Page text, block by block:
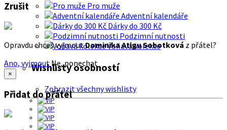
Pro muže
Adventní kalendáře
Dárky do 300 Kč
Podzimní nutnosti
Voňavá kolekce
Wishlisty osobností
Zobrazit všechny wishlisty
Zrušit
Opravdu chceš vyjmoutDominika Atigu Sobotková z přátel?
Ano, vyjmout Ne, ponechat
×
Přidat do přátel